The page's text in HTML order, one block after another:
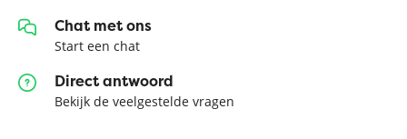
Chat met ons
Start een chat
Direct antwoord
Bekijk de veelgestelde vragen